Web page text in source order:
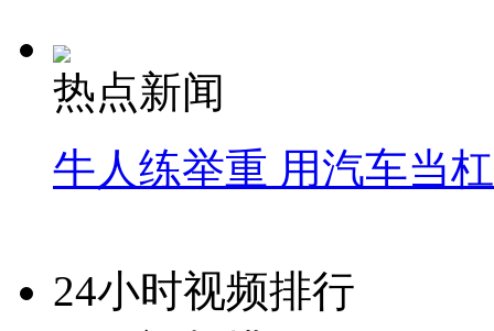
热点新闻
牛人练举重 用汽车当
24小时视频排行